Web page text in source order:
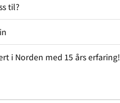
til?
i Norden med 15 års erfaring!